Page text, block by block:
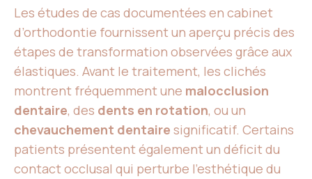
Les études de cas documentées en cabinet
d’orthodontie fournissent un aperçu précis des
étapes de transformation observées grâce aux
élastiques. Avant le traitement, les clichés
montrent fréquemment une malocclusion
dentaire, des dents en rotation, ou un
chevauchement dentaire significatif. Certains
patients présentent également un déficit du
contact occlusal qui perturbe l’esthétique du